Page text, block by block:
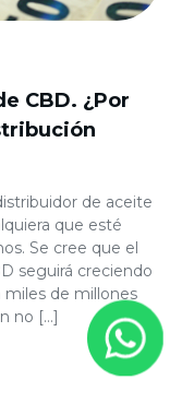
CBD. ¿Por
de aceite
que esté
Se cree que el
seguirá creciendo
miles de millones
no […]